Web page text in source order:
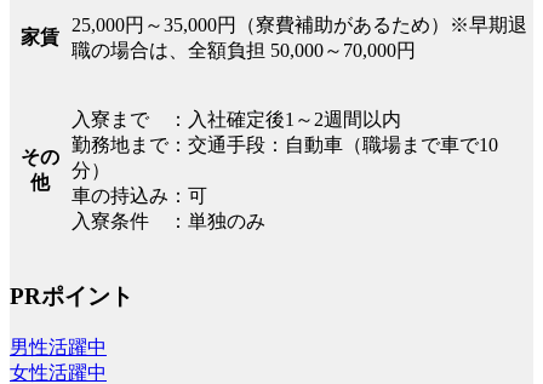
家賃
25,000円～35,000円（寮費補助があるため）※早期退
職の場合は、全額負担 50,000～70,000円
その
他
入寮まで ：入社確定後1～2週間以内
勤務地まで：交通手段：自動車（職場まで車で10
分）
車の持込み：可
入寮条件 ：単独のみ
PRポイント
男性活躍中
女性活躍中